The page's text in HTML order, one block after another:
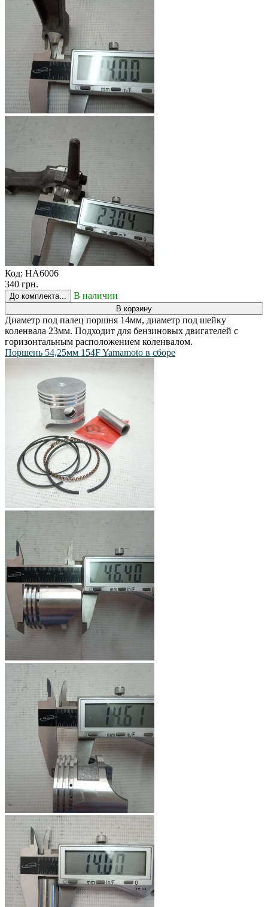
Код: HA6006
340 грн.
До комплекта... В наличии
В корзину
Диаметр под палец поршня 14мм, диаметр под шейку
коленвала 23мм. Подходит для бензиновых двигателей с
горизонтальным расположением коленвалом.
Поршень 54,25мм 154F Yamamoto в сборе